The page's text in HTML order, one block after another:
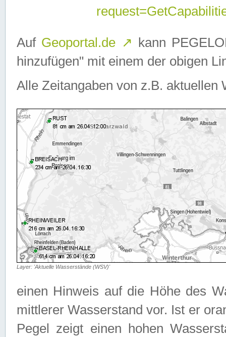
Auf Geoportal.de ↗ kann
hinzufügen" mit einem der obigen
Alle Zeitangaben von z.B. aktuellen
Layer: 'Aktuelle Wasserstände (WSV)'
einen Hinweis auf die Höhe des
mittlerer Wasserstand vor. Ist er
Pegel zeigt einen hohen